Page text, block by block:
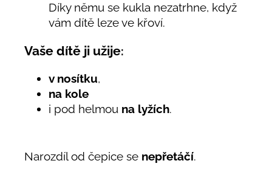
Díky němu se kukla nezatrhne, když
vám dítě leze ve křoví.
Vaše dítě ji užije:
v nosítku,
na kole
i pod helmou na lyžích.
Narozdíl od čepice se nepřetáčí.